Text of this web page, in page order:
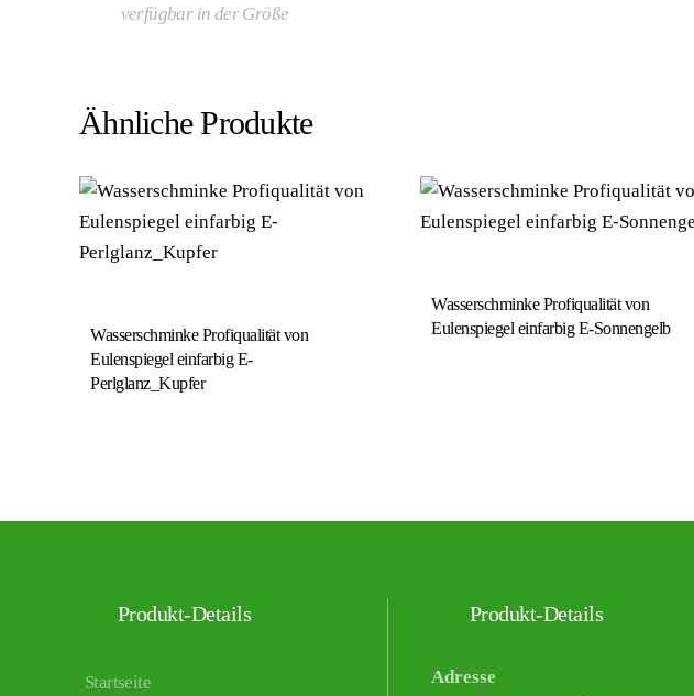
verfügbar in der Größe
Ähnliche Produkte
Wasserschminke Profiqualität von
Eulenspiegel einfarbig E-
Perlglanz_Kupfer
Wasserschminke Profiqualität von
Eulenspiegel einfarbig E-Sonnengelb
Produkt-Details
Startseite
Produkt-Details
Adresse